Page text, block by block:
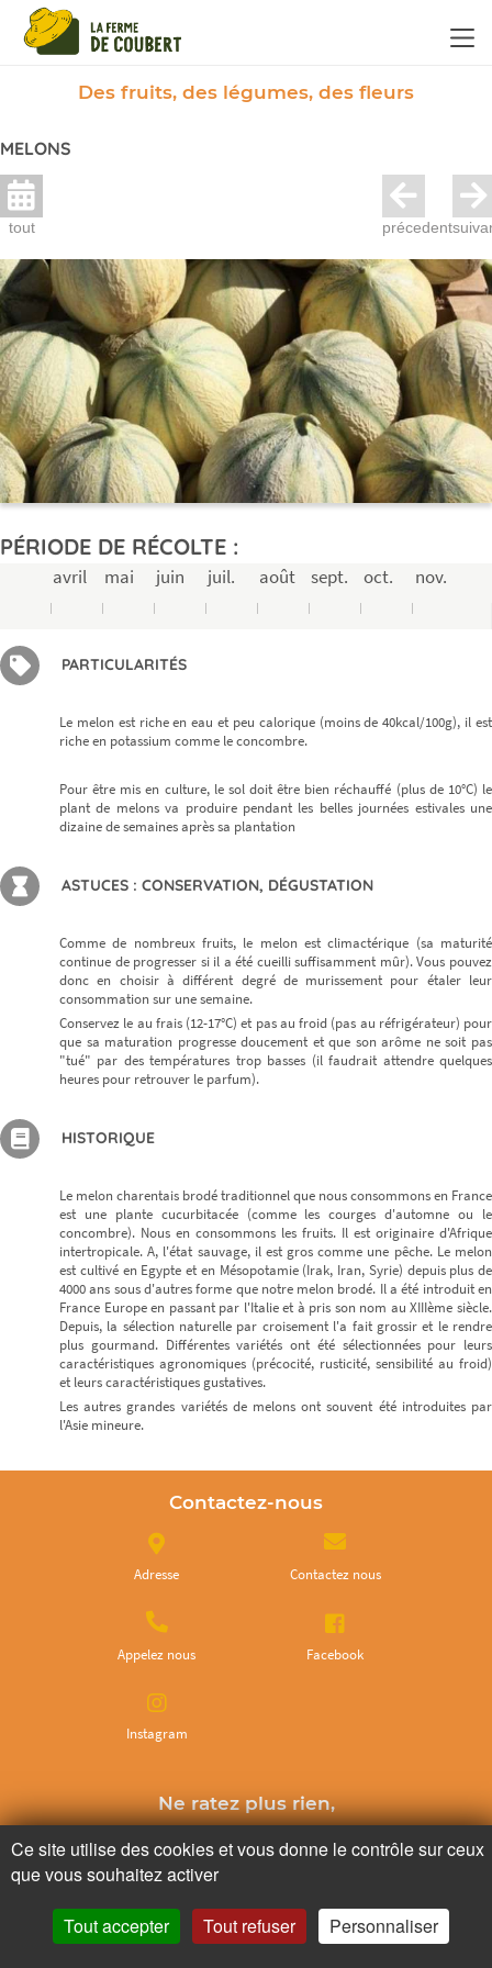
Des fruits, des légumes, des fleurs
MELONS
tout précedent
PÉRIODE DE RÉCOLTE :
avril mai juin juil. août sept. oct. nov.
PARTICULARITÉS
Le melon est riche en eau et peu calorique (moins de 40kcal/100g), il est
riche en potassium comme le concombre.
Pour être mis en culture, le sol doit être bien réchauffé (plus de 10°C) le
plant de melons va produire pendant les belles journées estivales une
dizaine de semaines après sa plantation
ASTUCES : CONSERVATION, DÉGUSTATION
Comme de nombreux fruits, le melon est climactérique (sa maturité
continue de progresser si il a été cueilli suffisamment mûr). Vous pouvez
donc en choisir à différent degré de murissement pour étaler leur
consommation sur une semaine.
Conservez le au frais (12-17°C) et pas au froid (pas au réfrigérateur) pour
que sa maturation progresse doucement et que son arôme ne soit pas
"tué" par des températures trop basses (il faudrait attendre quelques
heures pour retrouver le parfum).
HISTORIQUE
Le melon charentais brodé traditionnel que nous consommons en France
est une plante cucurbitacée (comme les courges d'automne ou le
concombre). Nous en consommons les fruits. Il est originaire d'Afrique
intertropicale. A, l'état sauvage, il est gros comme une pêche. Le melon
est cultivé en Egypte et en Mésopotamie (Irak, Iran, Syrie) depuis plus de
4000 ans sous d'autres forme que notre melon brodé. Il a été introduit en
France Europe en passant par l'Italie et à pris son nom au XIIIème siècle.
Depuis, la sélection naturelle par croisement l'a fait grossir et le rendre
plus gourmand. Différentes variétés ont été sélectionnées pour leurs
caractéristiques agronomiques (précocité, rusticité, sensibilité au froid)
et leurs caractéristiques gustatives.
Les autres grandes variétés de melons ont souvent été introduites par
l'Asie mineure.
Contactez-nous
Adresse Contactez nous
Appelez nous Facebook
Instagram
Ne ratez plus rien,
Abonnez-vous à notre newsletter
Je m’inscris
Je m’inscris
Panneau de gestion des cookies
Ce site utilise des cookies et vous donne le contrôle sur ceux
que vous souhaitez activer
Tout accepter Tout refuser Personnaliser